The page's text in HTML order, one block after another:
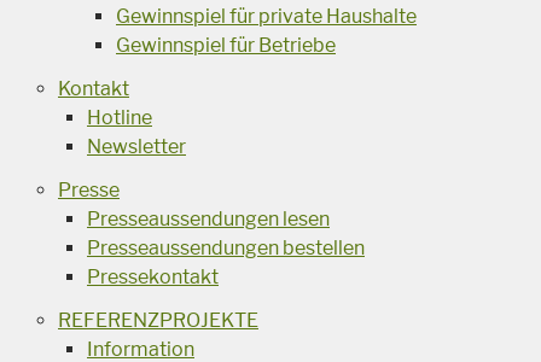
Gewinnspiel für private Haushalte
Gewinnspiel für Betriebe
Kontakt
Hotline
Newsletter
Presse
Presseaussendungen lesen
Presseaussendungen bestellen
Pressekontakt
REFERENZPROJEKTE
Information